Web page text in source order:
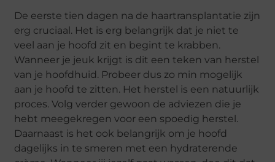
De eerste tien dagen na de haartransplantatie zijn
erg cruciaal. Het is erg belangrijk dat je niet te
veel aan je hoofd zit en begint te krabben.
Wanneer je jeuk krijgt is dit een teken van herstel
van je hoofdhuid. Probeer dus zo min mogelijk
aan je hoofd te zitten. Het herstel is een natuurlijk
proces. Volg verder gewoon de adviezen die je
hebt meegekregen voor een spoedig herstel.
Daarnaast is het ook belangrijk om je hoofd
dagelijks in te smeren met een hydraterende